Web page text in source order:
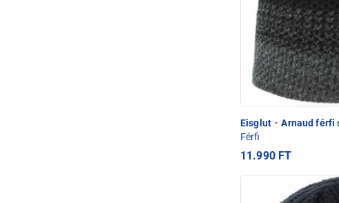
Eisglut · Arnaud férfi
Férfi
11.990 FT